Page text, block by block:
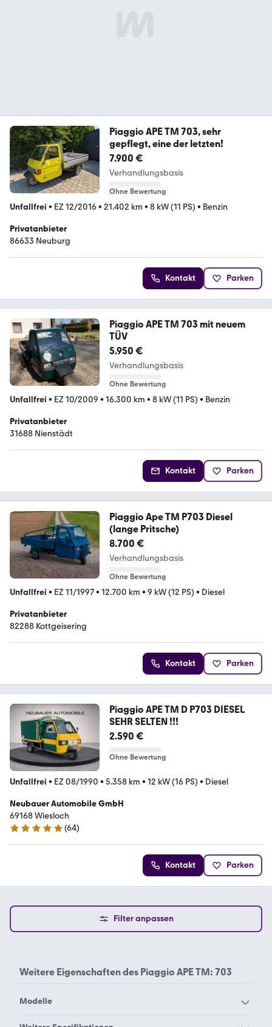
Piaggio APE TM 703, sehr
gepflegt, eine der letzten!
7.900 €
Verhandlungsbasis
Ohne Bewertung
Unfallfrei • EZ 12/2016• 21.402 km • 8 kW (11 PS) • Benzin
Privatanbieter
86633 Neuburg
Kontakt Parken
Piaggio APE TM 703 mit neuem
TÜV
5.950 €
Verhandlungsbasis
Ohne Bewertung
Unfallfrei • EZ 10/2009 • 16.300 km • 8 kW (11 PS) • Benzin
Privatanbieter
31688 Nienstädt
Kontakt Parken
Piaggio Ape TM P703 Diesel
(lange Pritsche)
8.700 €
Verhandlungsbasis
Ohne Bewertung
Unfallfrei • EZ 11/1997• 12.700 km • 9 kW (12 PS) • Diesel
Privatanbieter
82288 Kottgeisering
Kontakt Parken
Piaggio APE TM D P703 DIESEL
SEHR SELTEN !!!
2.590 €
Ohne Bewertung
Unfallfrei • EZ 08/1990 • 5.358 km • 12 kW (16 PS) • Diesel
Neubauer Automobile GmbH
69168 Wiesloch
5 Sterne
(64)
Kontakt Parken
Filter anpassen
Weitere Eigenschaften des Piaggio APE TM: 703
Modelle
Piaggio APE TM